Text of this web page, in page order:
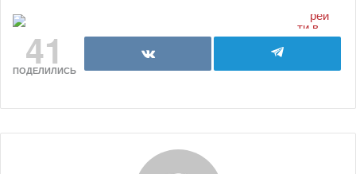
41
ПОДЕЛИЛИСЬ